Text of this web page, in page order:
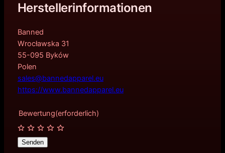
Herstellerinformationen
Banned
Wrocławska 31
55-095 Byków
Polen
sales@bannedapparel.eu
https://www.bannedapparel.eu
Bewertung(erforderlich)
Senden